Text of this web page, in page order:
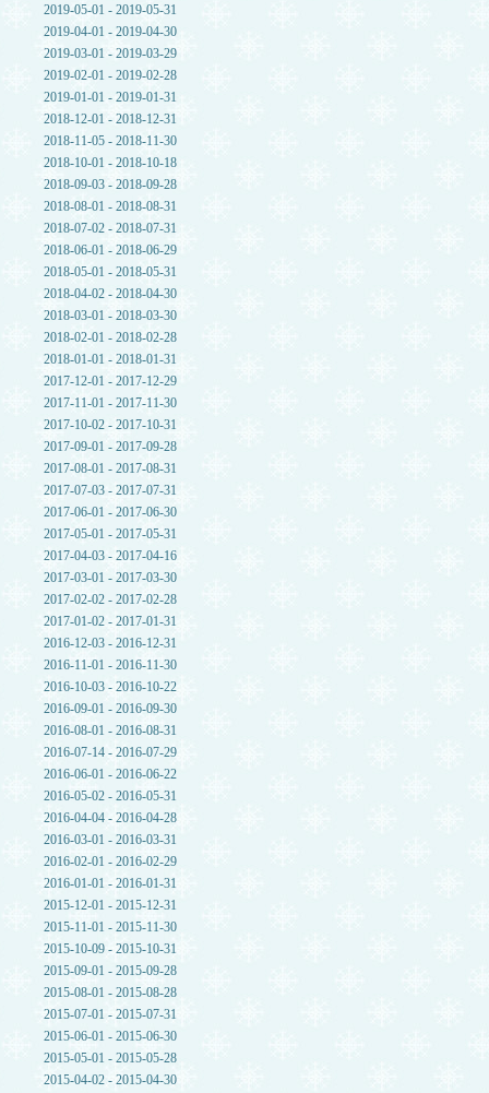
2019-05-01 - 2019-05-31
2019-04-01 - 2019-04-30
2019-03-01 - 2019-03-29
2019-02-01 - 2019-02-28
2019-01-01 - 2019-01-31
2018-12-01 - 2018-12-31
2018-11-05 - 2018-11-30
2018-10-01 - 2018-10-18
2018-09-03 - 2018-09-28
2018-08-01 - 2018-08-31
2018-07-02 - 2018-07-31
2018-06-01 - 2018-06-29
2018-05-01 - 2018-05-31
2018-04-02 - 2018-04-30
2018-03-01 - 2018-03-30
2018-02-01 - 2018-02-28
2018-01-01 - 2018-01-31
2017-12-01 - 2017-12-29
2017-11-01 - 2017-11-30
2017-10-02 - 2017-10-31
2017-09-01 - 2017-09-28
2017-08-01 - 2017-08-31
2017-07-03 - 2017-07-31
2017-06-01 - 2017-06-30
2017-05-01 - 2017-05-31
2017-04-03 - 2017-04-16
2017-03-01 - 2017-03-30
2017-02-02 - 2017-02-28
2017-01-02 - 2017-01-31
2016-12-03 - 2016-12-31
2016-11-01 - 2016-11-30
2016-10-03 - 2016-10-22
2016-09-01 - 2016-09-30
2016-08-01 - 2016-08-31
2016-07-14 - 2016-07-29
2016-06-01 - 2016-06-22
2016-05-02 - 2016-05-31
2016-04-04 - 2016-04-28
2016-03-01 - 2016-03-31
2016-02-01 - 2016-02-29
2016-01-01 - 2016-01-31
2015-12-01 - 2015-12-31
2015-11-01 - 2015-11-30
2015-10-09 - 2015-10-31
2015-09-01 - 2015-09-28
2015-08-01 - 2015-08-28
2015-07-01 - 2015-07-31
2015-06-01 - 2015-06-30
2015-05-01 - 2015-05-28
2015-04-02 - 2015-04-30